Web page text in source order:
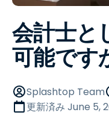
会計士と
可能です
Splashtop Team
更新済み June 5,